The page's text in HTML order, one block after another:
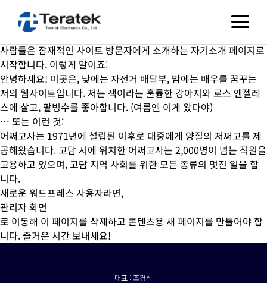
이것은 예시 페이지입니다. 페이지는 한 곳에 머물며 (대부분의 테마
에서) 사이트 메뉴에 보여지므로 블로그 글과는 다릅니다. 대부분의
사람들은 잠재적인 사이트 방문자에게 소개하는 자기소개 페이지로
시작합니다. 이렇게 말이죠:
안녕하세요! 이곳은, 낮에는 자전거 배달부, 밤에는 배우를 꿈꾸는
저의 웹사이트입니다. 저는 잭이라는 훌륭한 강아지와 로스 엔젤레
스에 살고, 팥빙수를 좋아합니다. (여름엔 이게 왔다야)
… 또는 이런 것:
어쩌고사는 1971년에 설립된 이후로 대중에게 양질의 저쩌고를 제
공해왔습니다. 고담 시에 위치한 어쩌고사는 2,000명이 넘는 직원을
고용하고 있으며, 고담 지역 사회를 위한 모든 종류의 멋진 일을 합
니다.
새로운 워드프레스 사용자라면,
관리자 화면
로 이동해 이 페이지를 삭제하고 콘텐츠용 새 페이지를 만들어야 합
니다. 즐거운 시간 보내세요!
대표 : 조경식